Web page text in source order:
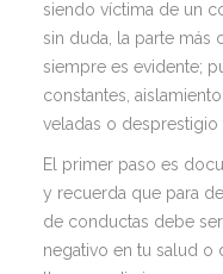
siendo víctima de un
sin duda, la parte
siempre es evidente;
constantes,
veladas o desprestigio
El primer paso es
y recuerda que para
de conductas debe
negativo en tu salud o